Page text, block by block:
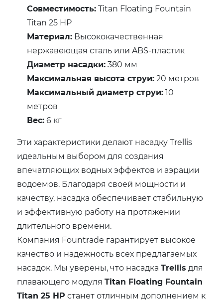
Совместимость:Titan Floating Fountain
Titan 25 HP
Материал: Высококачественная
нержавеющая сталь или ABS-пластик
Диаметр насадки:380 мм
Максимальная высота струи:20 метров
Максимальный диаметр струи:10
метров
Вес:6 кг
Эти характеристики делают насадку Trellis
идеальным выбором для создания
впечатляющих водных эффектов и аэрации
водоемов. Благодаря своей мощности и
качеству, насадка обеспечивает стабильную
и эффективную работу на протяжении
длительного времени.
Компания Fountrade гарантирует высокое
качество и надежность всех предлагаемых
насадок. Мы уверены, что насадкаTrellis для
плавающего модуляTitan Floating Fountain
Titan 25 HP станет отличным дополнением к